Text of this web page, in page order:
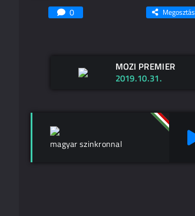
0 Megosztás
MOZI PREMIER
2019.10.31.
magyar szinkronnal